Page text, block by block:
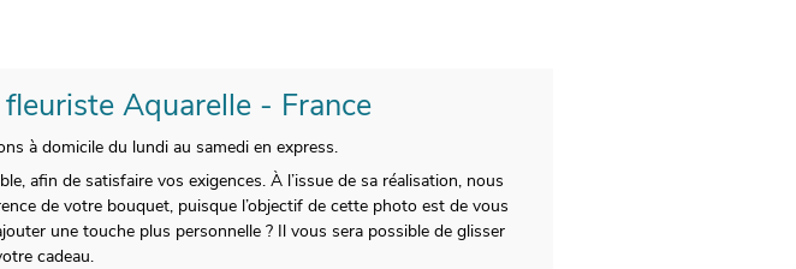
Aquarelle - France
à domicile du lundi au samedi en express.
afin de satisfaire vos exigences. À l’issue de sa réalisation, nous
de votre bouquet, puisque l’objectif de cette photo est de vous
une touche plus personnelle ? Il vous sera possible de glisser
cadeau.